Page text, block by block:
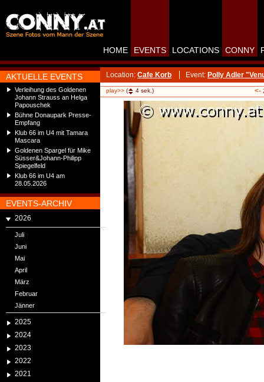
AKTUELLE EVENTS
Verleihung des Goldenen
Johann Strauss an Helga
Papouschek
Bühne Donaupark Presse-
Empfang
Klub 66 im U4 mit Tamara
Mascara
Goldenen Spargel für Mike
Süsser&Johann-Philipp
Spiegelfeld
Klub 66 im U4 am
28.05.2026
EVENTS-ARCHIV
2026
Juli
Juni
Mai
April
März
Februar
Jänner
2025
2024
2023
2022
2021
HOME EVENTS LOCATIONS CONNY
Location: Cafe Korb Event: Polly Adler
play>> ( 4 sek.) <-